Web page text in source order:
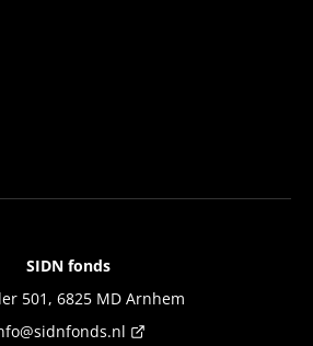
SIDN fonds
501, 6825 MD Arnhem